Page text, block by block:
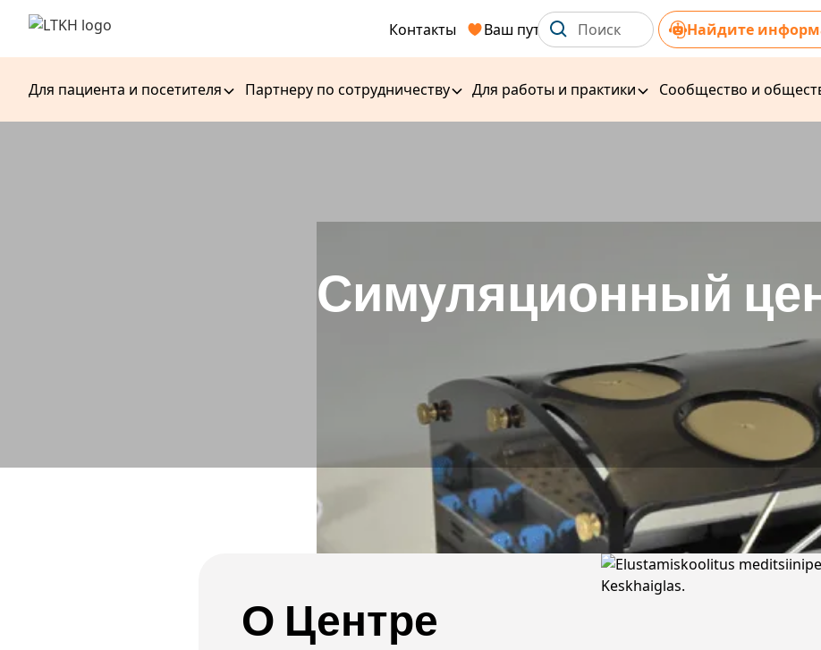
Контакты Ваш путь к здоровью Найдите
Для пациента и посетителя Партнеру по сотрудничеству Для работы и практики Сообщество и
Симуляционный
О Центре